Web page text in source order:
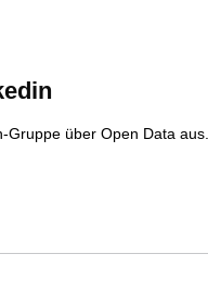
Gruppe über Open Data